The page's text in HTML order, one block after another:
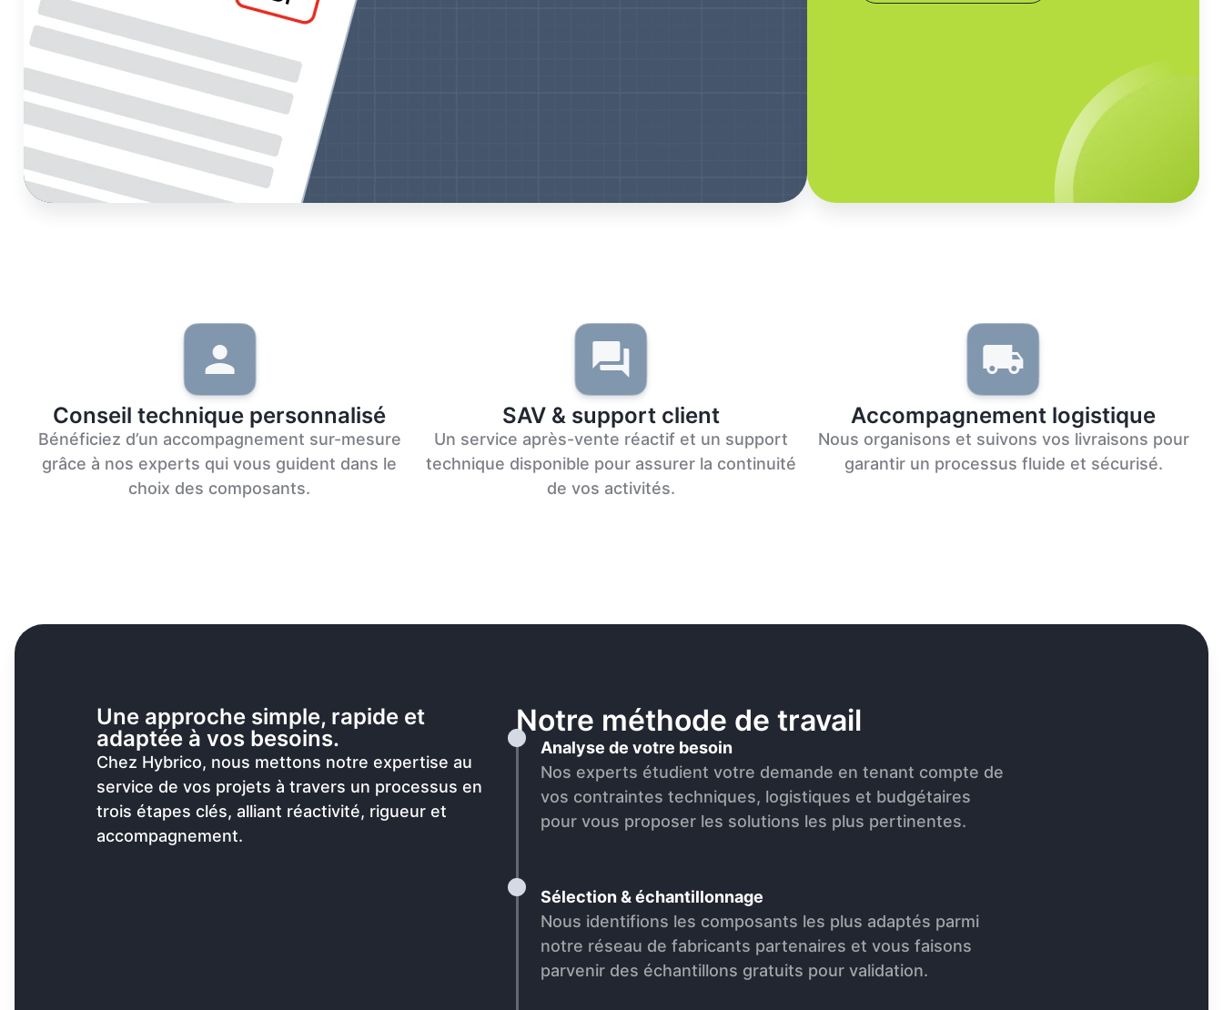
Conseil technique personnalisé
Bénéficiez d’un accompagnement sur-mesure
grâce à nos experts qui vous guident dans le
choix des composants.
SAV & support client
Un service après-vente réactif et un support
technique disponible pour assurer la continuité
de vos activités.
Accompagnement logistique
Nous organisons et suivons vos livraisons pour
garantir un processus fluide et sécurisé.
Une approche simple, rapide et
adaptée à vos besoins.
Chez Hybrico, nous mettons notre expertise au
service de vos projets à travers un processus en
trois étapes clés, alliant réactivité, rigueur et
accompagnement.
Notre méthode de travail
Analyse de votre besoin
Nos experts étudient votre demande en tenant compte de
vos contraintes techniques, logistiques et budgétaires
pour vous proposer les solutions les plus pertinentes.
Sélection & échantillonnage
Nous identifions les composants les plus adaptés parmi
notre réseau de fabricants partenaires et vous faisons
parvenir des échantillons gratuits pour validation.